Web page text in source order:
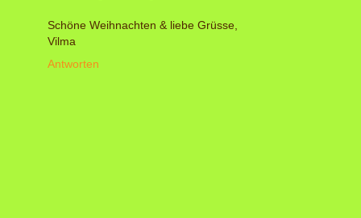
Schöne Weihnachten & liebe Grüsse,
Vilma
Antworten